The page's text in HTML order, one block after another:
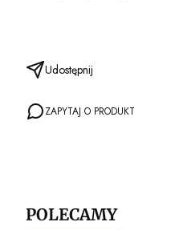
Udostępnij
ZAPYTAJ O PRODUKT
POLECAMY